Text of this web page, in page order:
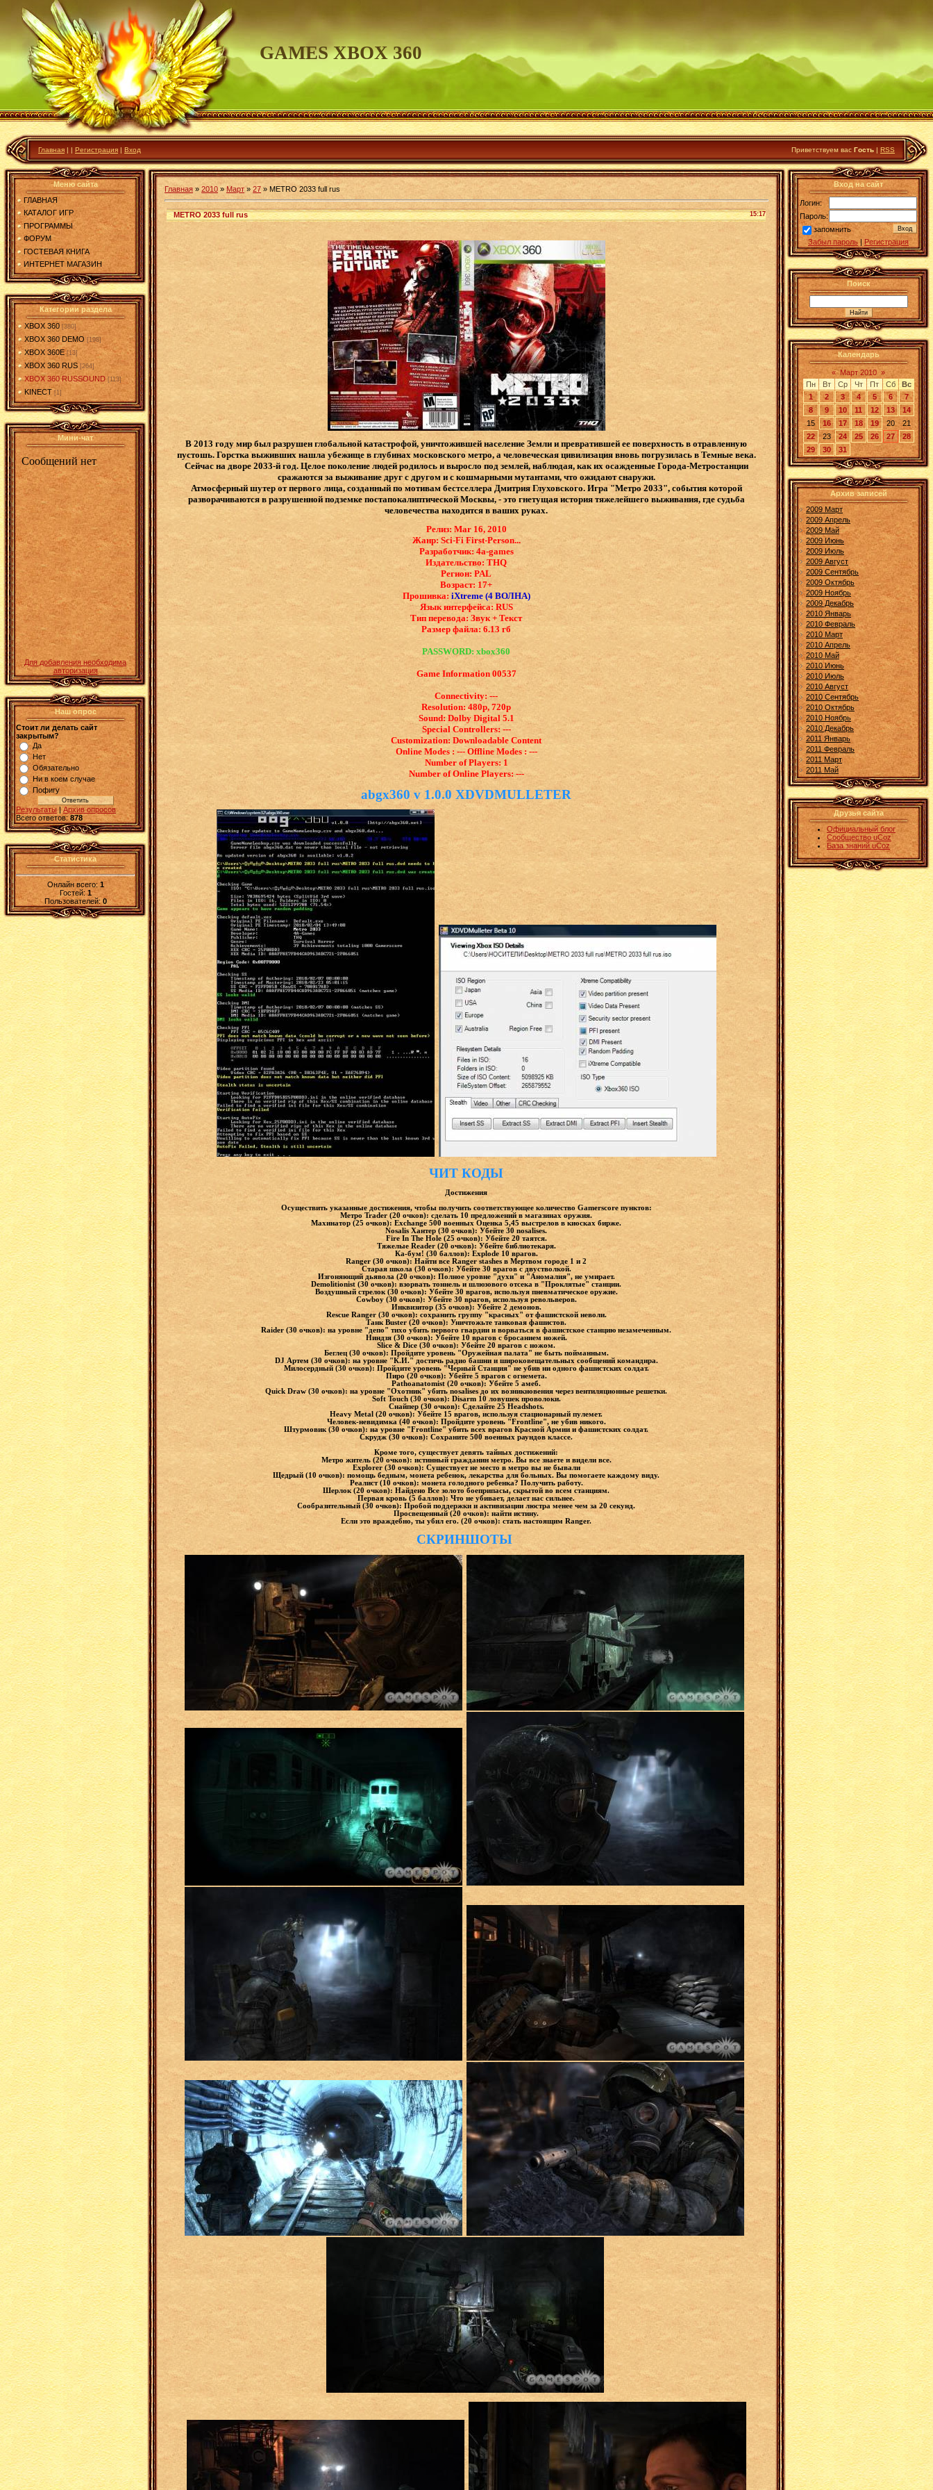
GAMES XBOX 360
Главная | | Регистрация | Вход Приветствуем вас Гость | RSS
Меню сайта
ГЛАВНАЯ
КАТАЛОГ ИГР
ПРОГРАММЫ
ФОРУМ
ГОСТЕВАЯ КНИГА
ИНТЕРНЕТ МАГАЗИН
Категории раздела
XBOX 360 [380]
XBOX 360 DEMO [198]
XBOX 360E [13]
XBOX 360 RUS [264]
XBOX 360 RUSSOUND [113]
KINECT [1]
Мини-чат
Для добавления необходима
авторизация
Наш опрос
Стоит ли делать сайт
закрытым?
Да
Нет
Обязательно
Ни в коем случае
Пофигу
Результаты|Архив опросов
Всего ответов:878
Статистика
Онлайн всего:1
Гостей:1
Пользователей: 0
Главная » 2010 » Март » 27 » METRO 2033 full rus
15:17
METRO 2033 full rus
В 2013 году мир был разрушен глобальной катастрофой, уничтожившей население Земли и превратившей ее поверхность в отравленную
пустошь. Горстка выживших нашла убежище в глубинах московского метро, а человеческая цивилизация вновь погрузилась в Темные века.
Сейчас на дворе 2033-й год. Целое поколение людей родилось и выросло под землей, наблюдая, как их осажденные Города-Метростанции
сражаются за выживание друг с другом и с кошмарными мутантами, что ожидают снаружи.
Атмосферный шутер от первого лица, созданный по мотивам бестселлера Дмитрия Глуховского. Игра "Метро 2033", события которой
разворачиваются в разрушенной подземке постапокалиптической Москвы, - это гнетущая история тяжелейшего выживания, где судьба
человечества находится в ваших руках.
Релиз: Mar 16, 2010
Жанр: Sci-Fi First-Person...
Разработчик: 4a-games
Издательство: THQ
Регион: PAL
Возраст: 17+
Прошивка: iXtreme (4 ВОЛНА)
Язык интерфейса: ​RUS
Тип перевода: Звук + Текст
Размер файла: 6.13 гб
PASSWORD: xbox360
Game Information 00537
Connectivity: ---
Resolution: 480p, 720p
Sound: Dolby Digital 5.1
Special Controllers: ---
Customization: Downloadable Content
Online Modes : --- Offline Modes : ---
Number of Players: 1
Number of Online Players: ---
abgx360 v 1.0.0 XDVDMULLETER
ЧИТ КОДЫ
Достижения
Осуществить указанные достижения, чтобы получить соответствующее количество Gamerscore пунктов:
Метро Trader (20 очков): сделать 10 предложений в магазинах оружия.
Махинатор (25 очков): Exchange 500 военных Оценка 5,45 выстрелов в киосках бирже.
Nosalis Хантер (30 очков): Убейте 30 nosalises.
Fire In The Hole (25 очков): Убейте 20 таятся.
Тяжелые Reader (20 очков): Убейте библиотекаря.
Ка-бум! (30 баллов): Explode 10 врагов.
Ranger (30 очков): Найти все Ranger stashes в Мертвом городе 1 и 2
Старая школа (30 очков): Убейте 30 врагов с двустволкой.
Изгоняющий дьявола (20 очков): Полное уровне "духи" и "Аномалия", не умирает.
Demolitionist (30 очков): взорвать тоннель и шлюзового отсека в "Проклятые" станции.
Воздушный стрелок (30 очков): Убейте 30 врагов, используя пневматическое оружие.
Cowboy (30 очков): Убейте 30 врагов, используя револьверов.
Инквизитор (35 очков): Убейте 2 демонов.
Rescue Ranger (30 очков): сохранить группу "красных" от фашистской неволи.
Танк Buster (20 очков): Уничтожьте танковая фашистов.
Raider (30 очков): на уровне "депо" тихо убить первого гвардии и ворваться в фашистское станцию незамеченным.
Ниндзя (30 очков): Убейте 10 врагов с бросанием ножей.
Slice & Dice (30 очков): Убейте 20 врагов с ножом.
Беглец (30 очков): Пройдите уровень "Оружейная палата" не быть пойманным.
DJ Артем (30 очков): на уровне "К.И." достичь радио башни и широковещательных сообщений командира.
Милосердный (30 очков): Пройдите уровень "Черный Станция" не убив ни одного фашистских солдат.
Пиро (20 очков): Убейте 5 врагов с огнемета.
Pathoanatomist (20 очков): Убейте 5 амеб.
Quick Draw (30 очков): на уровне "Охотник" убить nosalises до их возникновения через вентиляционные решетки.
Soft Touch (30 очков): Disarm 10 ловушек проволоки.
Снайпер (30 очков): Сделайте 25 Headshots.
Heavy Metal (20 очков): Убейте 15 врагов, используя стационарный пулемет.
Человек-невидимка (40 очков): Пройдите уровень "Frontline", не убив никого.
Штурмовик (30 очков): на уровне "Frontline" убить всех врагов Красной Армии и фашистских солдат.
Скрудж (30 очков): Сохраните 500 военных раундов классе.
Кроме того, существует девять тайных достижений:
Метро житель (20 очков): истинный гражданин метро. Вы все знаете и видели все.
Explorer (30 очков): Существует не место в метро вы не бывали
Щедрый (10 очков): помощь бедным, монета ребенок, лекарства для больных. Вы помогаете каждому виду.
Реалист (10 очков): монета голодного ребенка? Получить работу.
Шерлок (20 очков): Найдено Все золото боеприпасы, скрытой во всем станциям.
Первая кровь (5 баллов): Что не убивает, делает нас сильнее.
Сообразительный (30 очков): Пробой поддержки и активизации люстра менее чем за 20 секунд.
Просвещенный (20 очков): найти истину.
Если это враждебно, ты убил его. (20 очков): стать настоящим Ranger.
СКРИНШОТЫ
Вход на сайт
Логин:
Пароль:
запомнить
Забыл пароль | Регистрация
Поиск
Календарь
« Март 2010 »
Пн
Вт Ср Чт Пт Сб
Вс
1
2 3 4 5 6
7
8
9 10 11 12 13
14
15
16 17 18 19 20
21
22
23 24 25 26 27
28
29
30 31
Архив записей
2009 Март
2009 Апрель
2009 Май
2009 Июнь
2009 Июль
2009 Август
2009 Сентябрь
2009 Октябрь
2009 Ноябрь
2009 Декабрь
2010 Январь
2010 Февраль
2010 Март
2010 Апрель
2010 Май
2010 Июнь
2010 Июль
2010 Август
2010 Сентябрь
2010 Октябрь
2010 Ноябрь
2010 Декабрь
2011 Январь
2011 Февраль
2011 Март
2011 Май
Друзья сайта
Официальный блог
Сообщество uCoz
База знаний uCoz